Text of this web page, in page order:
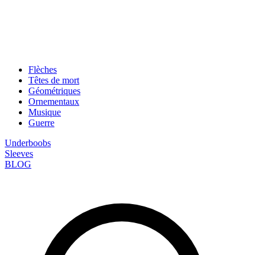
Flèches
Têtes de mort
Géométriques
Ornementaux
Musique
Guerre
Underboobs
Sleeves
BLOG